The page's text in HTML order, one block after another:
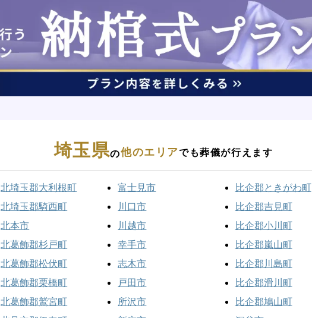
埼玉県の他のエリアでも葬儀が行えます
北埼玉郡大利根町
北埼玉郡騎西町
北本市
北葛飾郡杉戸町
北葛飾郡松伏町
北葛飾郡栗橋町
北葛飾郡鷲宮町
富士見市
川口市
川越市
幸手市
志木市
戸田市
所沢市
比企郡ときがわ町
比企郡吉見町
比企郡小川町
比企郡嵐山町
比企郡川島町
比企郡滑川町
比企郡鳩山町